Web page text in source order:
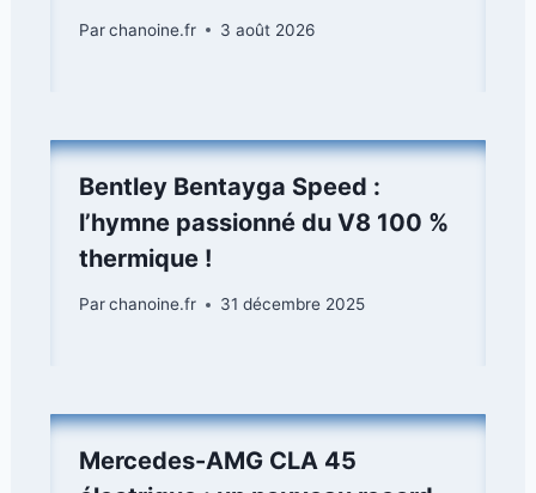
Parchanoine.fr 3 août 2026
Bentley Bentayga Speed :
l’hymne passionné du V8 100 %
thermique !
Parchanoine.fr 31 décembre 2025
Mercedes-AMG CLA 45